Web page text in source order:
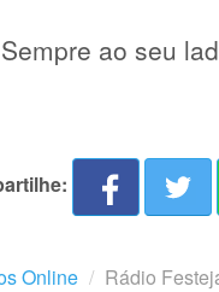
Sempre ao seu
Online Rádio